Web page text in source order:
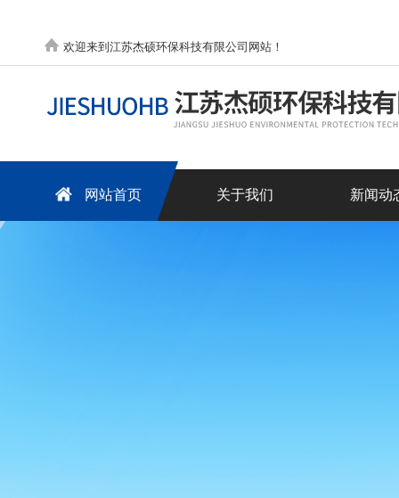
欢迎来到江苏杰硕环保科技有限公司网站！
网站首页 关于我们 新闻动